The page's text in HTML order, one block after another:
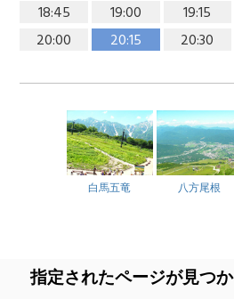
18:45
19:00 19:15
20:00
20:15 20:30
白馬五竜 八方尾根